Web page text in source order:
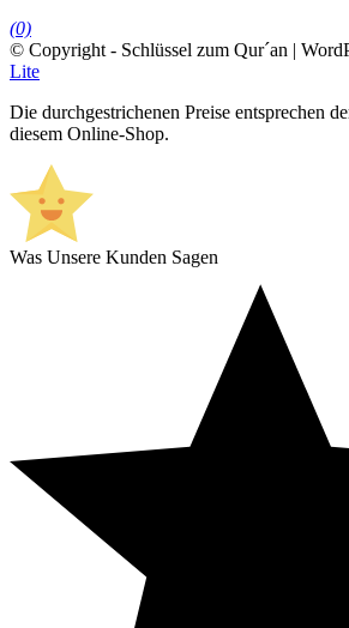
(0)
© Copyright - Schlüssel zum Qur´an |
Lite
Die durchgestrichenen Preise entsprechen
diesem Online-Shop.
Was Unsere Kunden Sagen